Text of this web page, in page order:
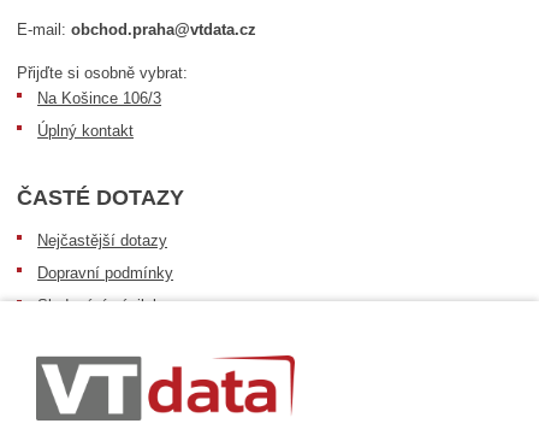
E-mail:obchod.praha@vtdata.cz
Přijďte si osobně vybrat:
Na Košince 106/3
Úplný kontakt
ČASTÉ DOTAZY
Nejčastější dotazy
Dopravní podmínky
Sledování zásilek
Informace k dostupnosti zboží
Obecné informace